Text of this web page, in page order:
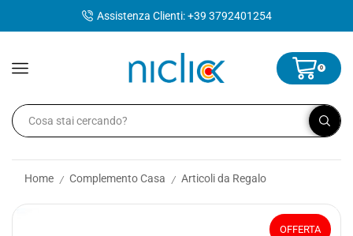
Assistenza Clienti: +39 3792401254
0
Home / Complemento Casa / Articoli da Regalo
OFFERTA